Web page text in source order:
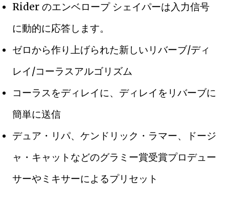
Rider のエンベロープ シェイパーは入力信号
に動的に応答します。
ゼロから作り上げられた新しいリバーブ/ディ
レイ/コーラスアルゴリズム
コーラスをディレイに、ディレイをリバーブに
簡単に送信
デュア・リパ、ケンドリック・ラマー、ドージ
ャ・キャットなどのグラミー賞受賞プロデュー
サーやミキサーによるプリセット